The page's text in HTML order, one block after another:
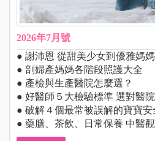
2026年7月號
● 謝沛恩 從甜美少女到優雅媽媽
● 剖婦產媽媽各階段照護大全
● 產檢與生產醫院怎麼選？
● 好醫師５大檢驗標準 選對醫
● 破解４個最常被誤解的寶寶安
● 藥膳、茶飲、日常保養 中醫